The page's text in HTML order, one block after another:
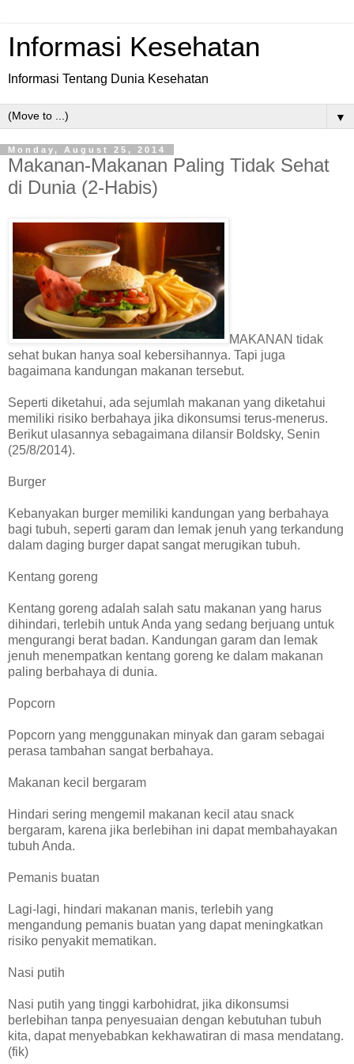
Informasi Kesehatan
Informasi Tentang Dunia Kesehatan
▼
Monday, August 25, 2014
Makanan-Makanan Paling Tidak Sehat
di Dunia (2-Habis)
MAKANAN tidak
sehat bukan hanya soal kebersihannya. Tapi juga
bagaimana kandungan makanan tersebut.
Seperti diketahui, ada sejumlah makanan yang diketahui
memiliki risiko berbahaya jika dikonsumsi terus-menerus.
Berikut ulasannya sebagaimana dilansir Boldsky, Senin
(25/8/2014).
Burger
Kebanyakan burger memiliki kandungan yang berbahaya
bagi tubuh, seperti garam dan lemak jenuh yang terkandung
dalam daging burger dapat sangat merugikan tubuh.
Kentang goreng
Kentang goreng adalah salah satu makanan yang harus
dihindari, terlebih untuk Anda yang sedang berjuang untuk
mengurangi berat badan. Kandungan garam dan lemak
jenuh menempatkan kentang goreng ke dalam makanan
paling berbahaya di dunia.
Popcorn
Popcorn yang menggunakan minyak dan garam sebagai
perasa tambahan sangat berbahaya.
Makanan kecil bergaram
Hindari sering mengemil makanan kecil atau snack
bergaram, karena jika berlebihan ini dapat membahayakan
tubuh Anda.
Pemanis buatan
Lagi-lagi, hindari makanan manis, terlebih yang
mengandung pemanis buatan yang dapat meningkatkan
risiko penyakit mematikan.
Nasi putih
Nasi putih yang tinggi karbohidrat, jika dikonsumsi
berlebihan tanpa penyesuaian dengan kebutuhan tubuh
kita, dapat menyebabkan kekhawatiran di masa mendatang.
(fik)